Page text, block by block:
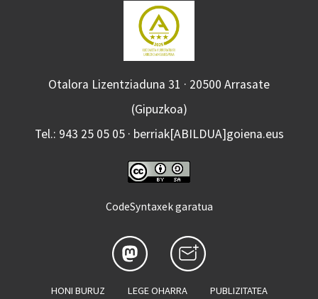
Otalora Lizentziaduna 31 · 20500 Arrasate
(Gipuzkoa)
Tel.: 943 25 05 05 · berriak[ABILDUA]goiena.eus
CodeSyntaxek garatua
HONI BURUZ LEGE OHARRA PUBLIZITATEA